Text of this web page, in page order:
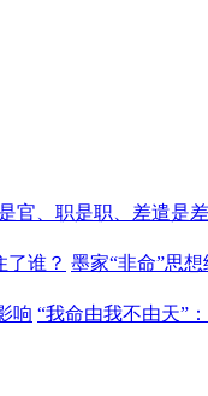
官、职是职、差遣是
了谁？ 墨家“非命”思
响 “我命由我不由天”